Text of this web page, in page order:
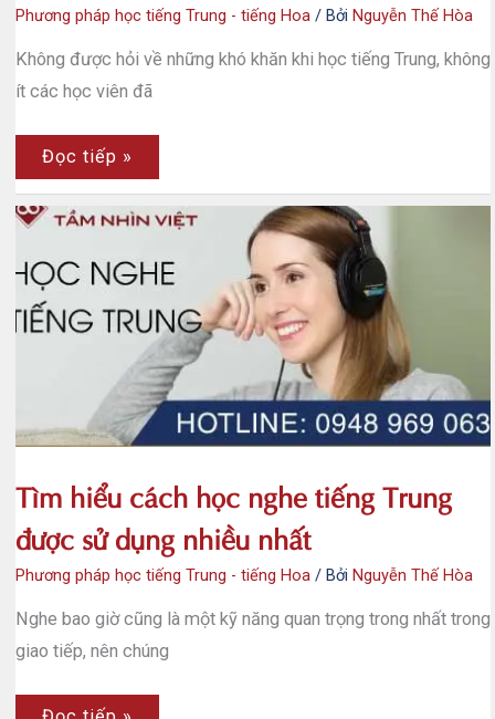
Phương pháp học tiếng Trung - tiếng Hoa/ Bởi Nguyễn Thế Hòa
Không được hỏi về những khó khăn khi học tiếng Trung, không
ít các học viên đã
Bạn
có
gặp
khó
khăn
học
tiếng
Trung
hay
không?
Đọc tiếp »
Tìm hiểu cách học nghe tiếng Trung
được sử dụng nhiều nhất
Phương pháp học tiếng Trung - tiếng Hoa / Bởi Nguyễn Thế Hòa
Nghe bao giờ cũng là một kỹ năng quan trọng trong nhất trong
giao tiếp, nên chúng